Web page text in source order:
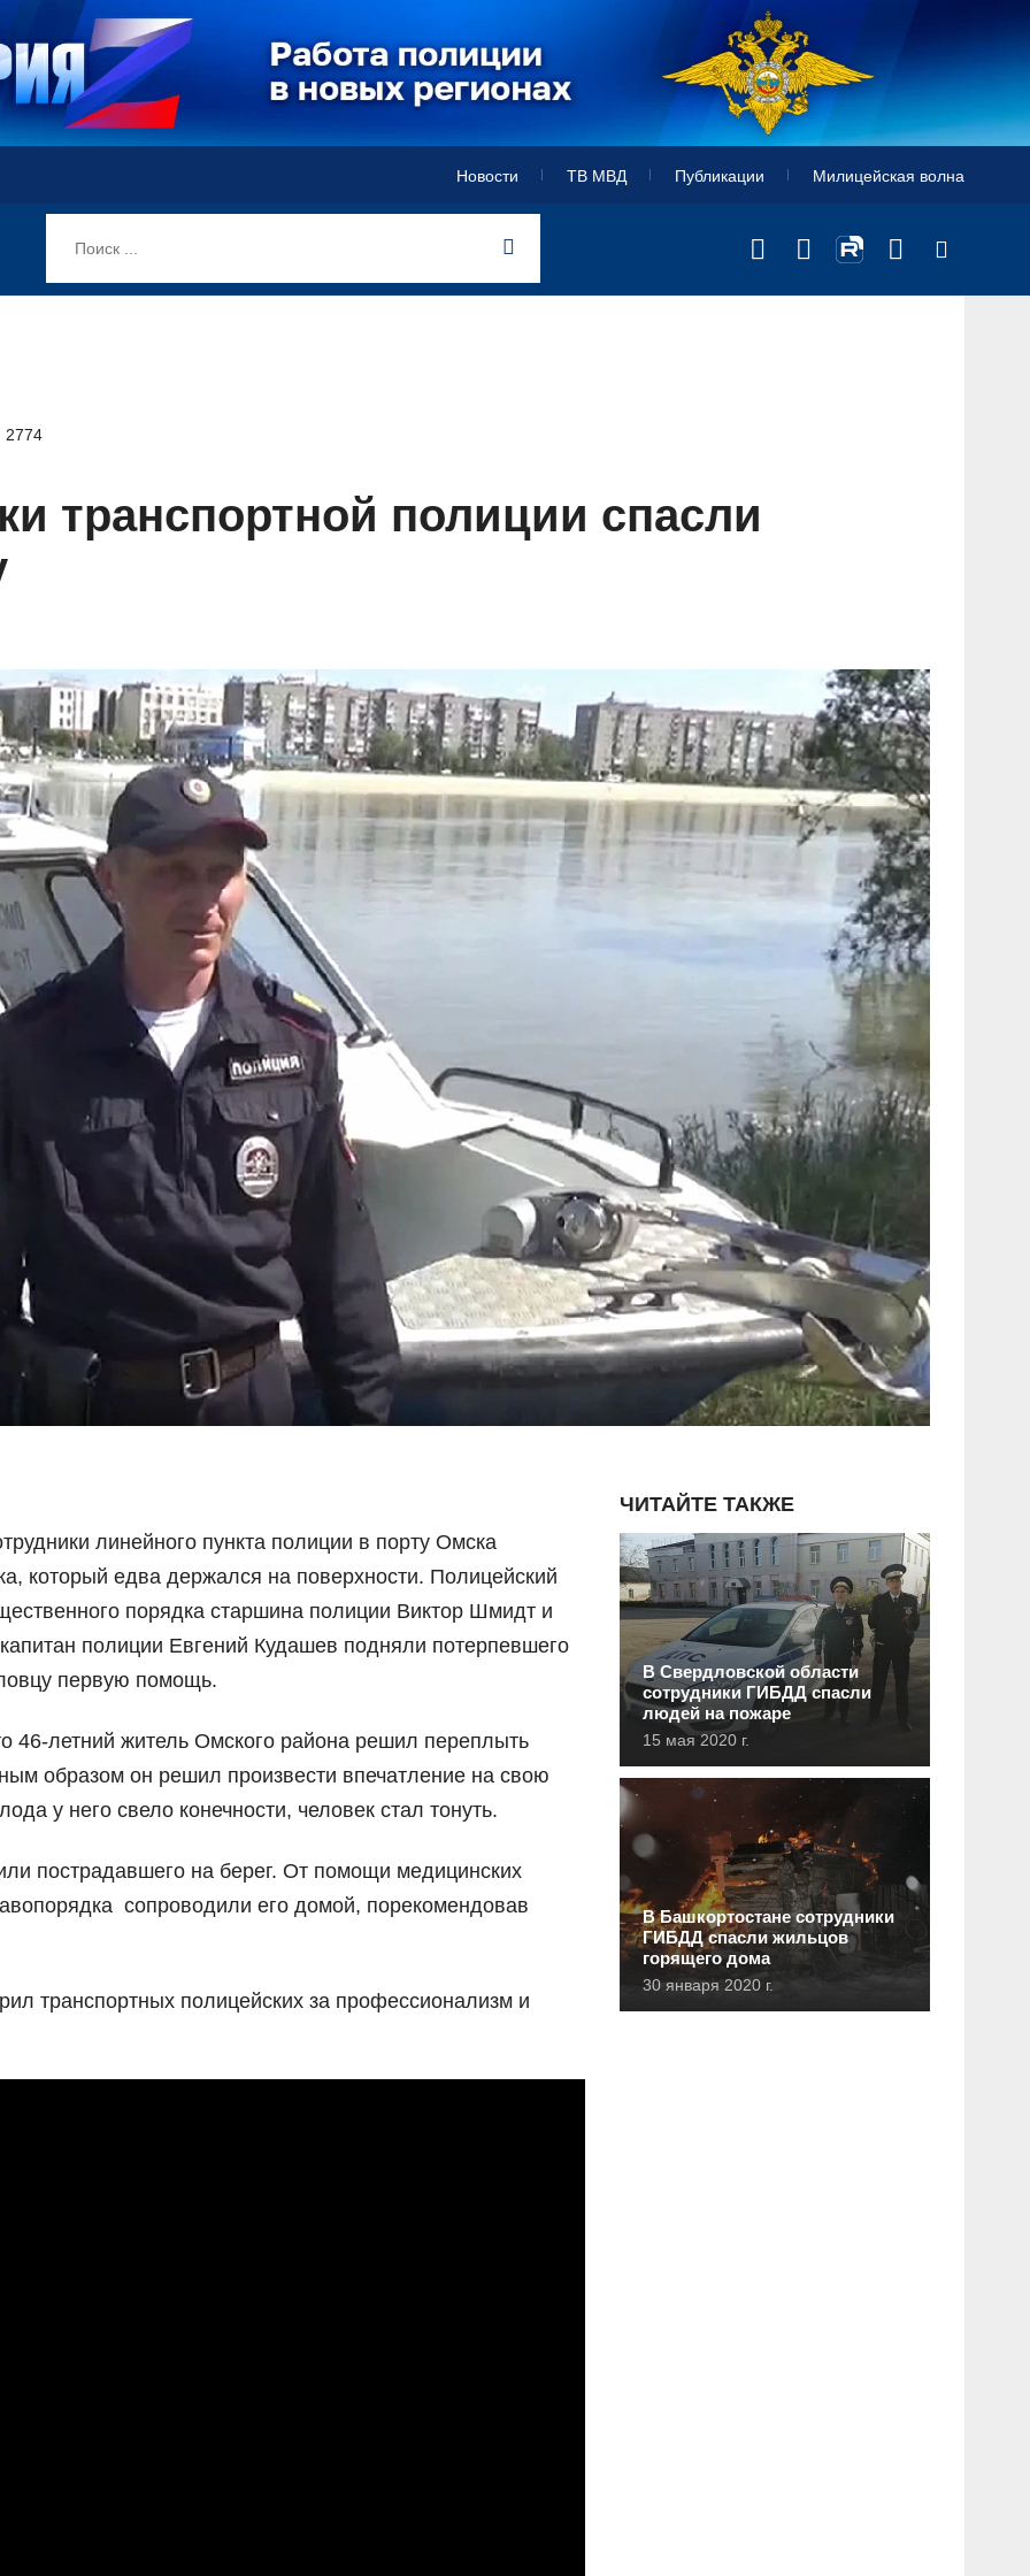
Новости ТВ МВД Публикации Милицейская волна
2774
транспортной полиции спасли
линейного пункта полиции в порту Омска
который едва держался на поверхности. Полицейский
порядка старшина полиции Виктор Шмидт и
полиции Евгений Кудашев подняли потерпевшего
первую помощь.
46-летний житель Омского района решил переплыть
образом он решил произвести впечатление на свою
у него свело конечности, человек стал тонуть.
пострадавшего на берег. От помощи медицинских
сопроводили его домой, порекомендовав
транспортных полицейских за профессионализм и
ЧИТАЙТЕ ТАКЖЕ
В Свердловской области
сотрудники ГИБДД спасли
людей на пожаре
15 мая 2020 г.
В Башкортостане сотрудники
ГИБДД спасли жильцов
горящего дома
30 января 2020 г.